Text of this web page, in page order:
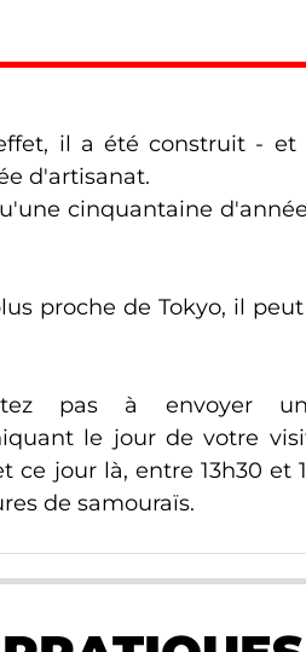
il a été construit - et
d'artisanat.
cinquantaine
proche de Tokyo, il
pas à envoyer
le jour de votre
jour là, entre 13h30 et
de samouraïs.